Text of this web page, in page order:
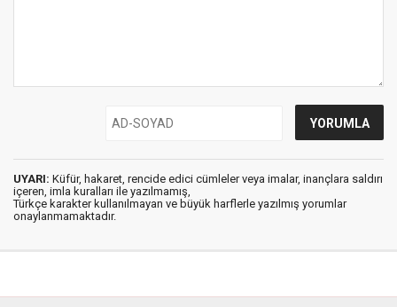
UYARI: Küfür, hakaret, rencide edici cümleler veya imalar, inançlara saldırı
içeren, imla kuralları ile yazılmamış,
Türkçe karakter kullanılmayan ve büyük harflerle yazılmış yorumlar
onaylanmamaktadır.